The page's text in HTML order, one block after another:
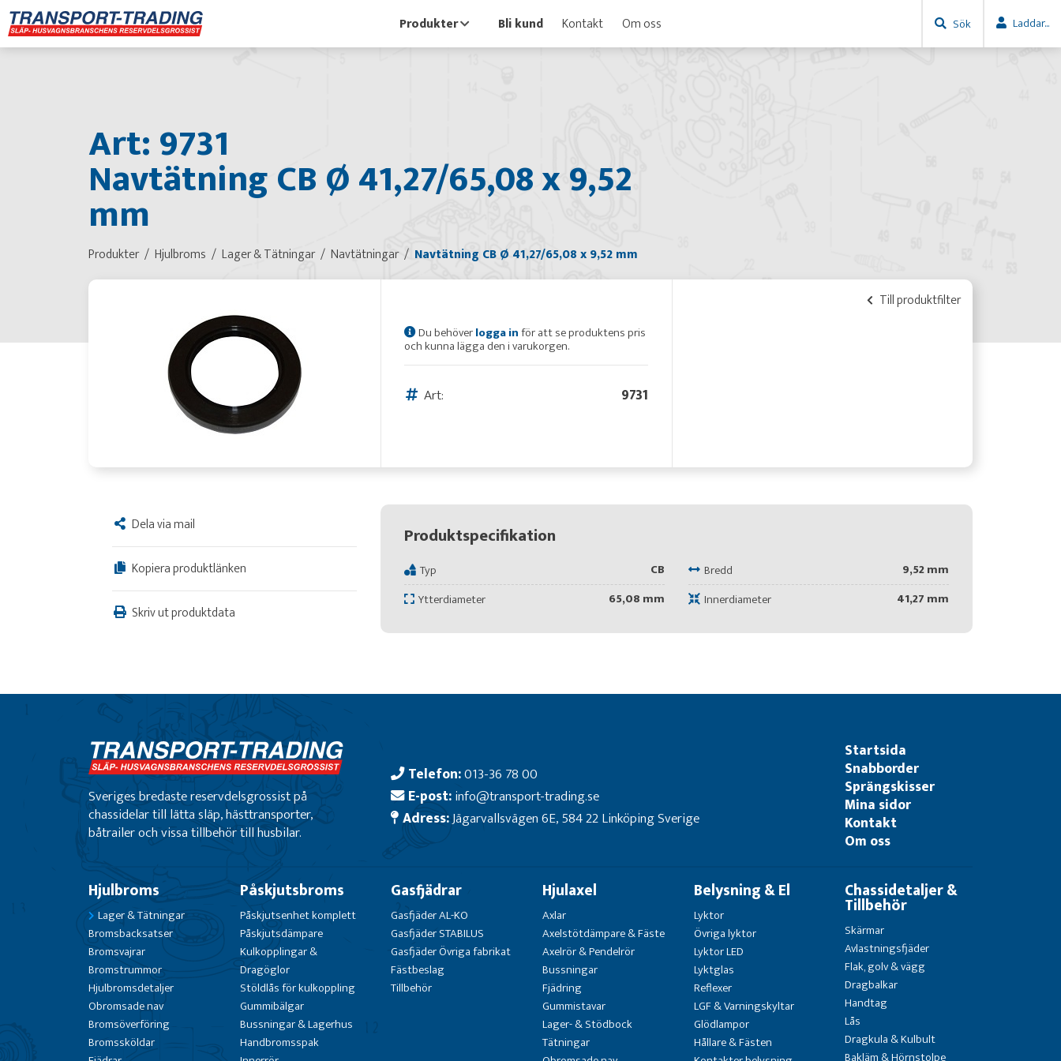
Produkter Bli kund Kontakt Om oss Sök Laddar...
Art: 9731
Navtätning CB Ø 41,27/65,08 x 9,52
mm
Produkter Hjulbroms Lager & Tätningar Navtätningar Navtätning CB Ø 41,27/65,08 x 9,52 mm
Till produktfilter
Du behöverlogga inför att se produktens pris
och kunna lägga den i varukorgen.
Art: 9731
Dela via mail
Kopiera produktlänken
Skriv ut produktdata
Produktspecifikation
Typ CB Bredd
9,52 mm
Ytterdiameter
65,08 mm Innerdiameter 41,27 mm
Sveriges bredaste reservdelsgrossist på
chassidelar till lätta släp, hästtransporter,
båtrailer och vissa tillbehör till husbilar.
Telefon:013-36 78 00
E-post:info@transport-trading.se
Adress:Jägarvallsvägen 6E, 584 22 Linköping Sverige
Startsida
Snabborder
Sprängskisser
Mina sidor
Kontakt
Om oss
Hjulbroms
Lager & Tätningar
Bromsbacksatser
Bromsvajrar
Bromstrummor
Hjulbromsdetaljer
Obromsade nav
Bromsöverföring
Bromssköldar
Påskjutsbroms
Påskjutsenhet komplett
Påskjutsdämpare
Kulkopplingar &
Dragöglor
Stöldlås för kulkoppling
Gummibälgar
Bussningar & Lagerhus
Handbromsspak
Gasfjädrar
Gasfjäder AL-KO
Gasfjäder STABILUS
Gasfjäder Övriga fabrikat
Fästbeslag
Tillbehör
Hjulaxel
Axlar
Axelstötdämpare & Fäste
Axelrör & Pendelrör
Bussningar
Fjädring
Gummistavar
Lager- & Stödbock
Tätningar
Belysning & El
Lyktor
Övriga lyktor
Lyktor LED
Lyktglas
Reflexer
LGF & Varningskyltar
Glödlampor
Hållare & Fästen
Chassidetaljer &
Tillbehör
Skärmar
Avlastningsfjäder
Flak, golv & vägg
Dragbalkar
Handtag
Lås
Dragkula & Kulbult